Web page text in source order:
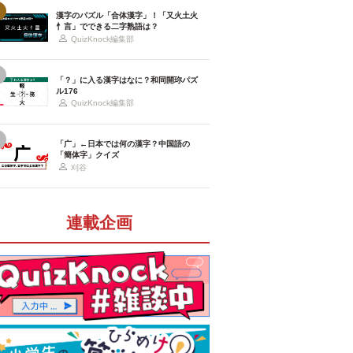
漢字のパズル「合体漢字」！「又火土火
忄言」でできる二字熟語は？
QuizKnock編集部
「？」に入る漢字はなに？和同開珎パズ
ル176
QuizKnock編集部
「广」←日本では何の漢字？中国語の
「簡体字」クイズ
刈谷
連載企画